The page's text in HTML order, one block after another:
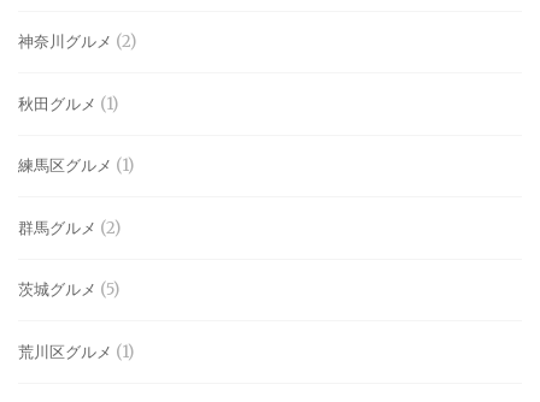
神奈川グルメ (2)
秋田グルメ (1)
練馬区グルメ (1)
群馬グルメ (2)
茨城グルメ (5)
荒川区グルメ (1)